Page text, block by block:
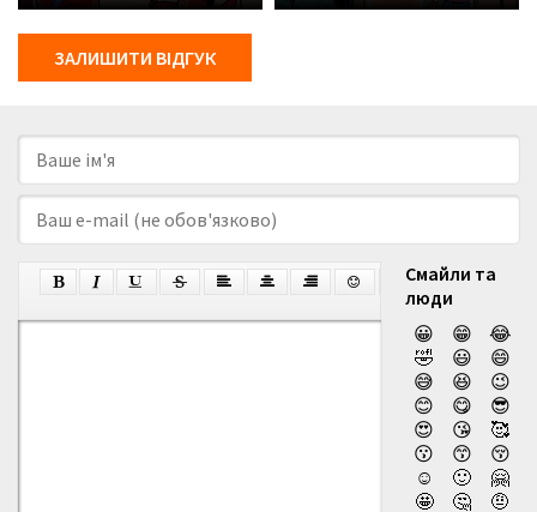
ЗАЛИШИТИ ВІДГУК
Смайли та
люди
😀
😁
😂
🤣
😃
😄
😅
😆
😉
😊
😋
😎
😍
😘
🥰
😗
😙
😚
☺️
🙂
🤗
🤩
🤔 🤨